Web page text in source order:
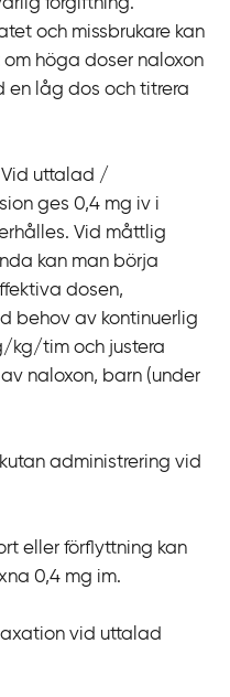
förgiftning.
och missbrukare kan
höga doser naloxon
en låg dos och titrera
Vid uttalad /
ges 0,4 mg iv i
Vid måttlig
kan man börja
dosen,
behov av kontinuerlig
kg/tim och justera
naloxon, barn (under
administrering vid
eller förflyttning kan
0,4 mg im.
vid uttalad